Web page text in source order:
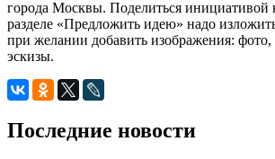
города Москвы. Поделиться инициативой
разделе «Предложить идею» надо
при желании добавить изображения:
эскизы.
Последние новости